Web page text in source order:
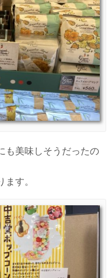
も美味しそうだったの
す。